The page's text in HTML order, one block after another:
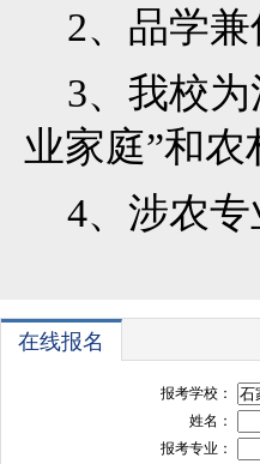
2、品学兼
3、我校为
业家庭”和
4、涉农专
在线报名
报考学校：
姓名：
报考专业：